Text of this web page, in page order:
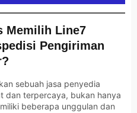
Memilih Line7
Pengiriman
sebuah jasa penyedia
dan terpercaya, bukan hanya
beberapa unggulan dan